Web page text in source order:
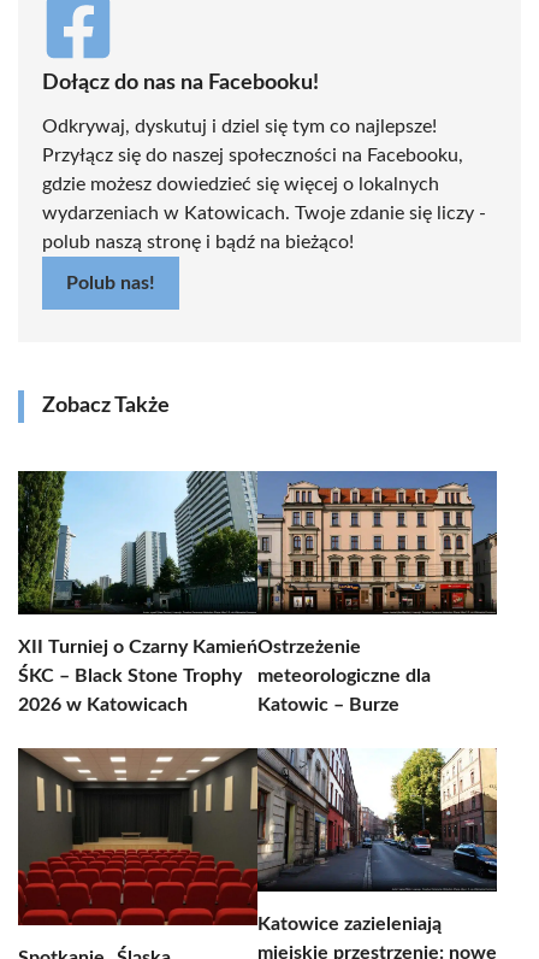
Dołącz do nas na Facebooku!
Odkrywaj, dyskutuj i dziel się tym co najlepsze!
Przyłącz się do naszej społeczności na Facebooku,
gdzie możesz dowiedzieć się więcej o lokalnych
wydarzeniach w Katowicach. Twoje zdanie się liczy -
polub naszą stronę i bądź na bieżąco!
Polub nas!
Zobacz Także
XII Turniej o Czarny Kamień
ŚKC – Black Stone Trophy
2026 w Katowicach
Ostrzeżenie
meteorologiczne dla
Katowic – Burze
Katowice zazieleniają
miejskie przestrzenie: nowe